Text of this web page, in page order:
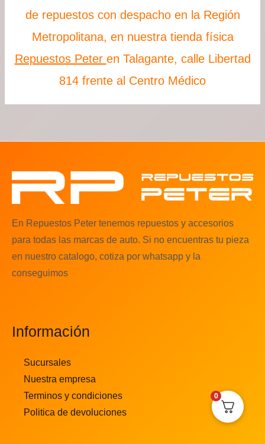
de repuestos con despacho en la Región
Metropolitana, en nuestra tienda física
Repuestos Peter en Talagante, calle Libertad
814 frente al Centro Médico
En Repuestos Peter tenemos repuestos y accesorios
para todas las marcas de auto. Si no encuentras tu pieza
en nuestro catalogo, cotiza por whatsapp y la
conseguimos
Información
Sucursales
Nuestra empresa
Terminos y condiciones
Politica de devoluciones
0